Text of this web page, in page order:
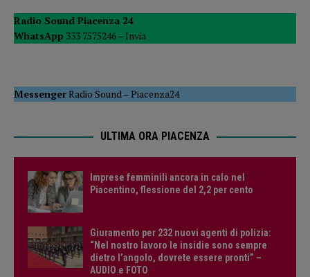
Radio Sound Piacenza 24
WhatsApp 333 7575246 – Invia
MessengerRadio Sound–Piacenza24
ULTIMA ORA PIACENZA
Imprese femminili ancora in calo nel
Piacentino, flessione del 2,2 per cento
Giuramento per 232 nuovi agenti di polizia:
“Nel nostro lavoro le insidie sono sempre
dietro l’angolo, dovrete essere pronti” –
AUDIO e FOTO